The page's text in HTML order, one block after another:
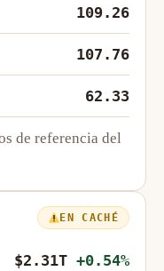
109.26
107.76
62.33
de referencia del
EN CACHÉ
$2.31T +0.54%